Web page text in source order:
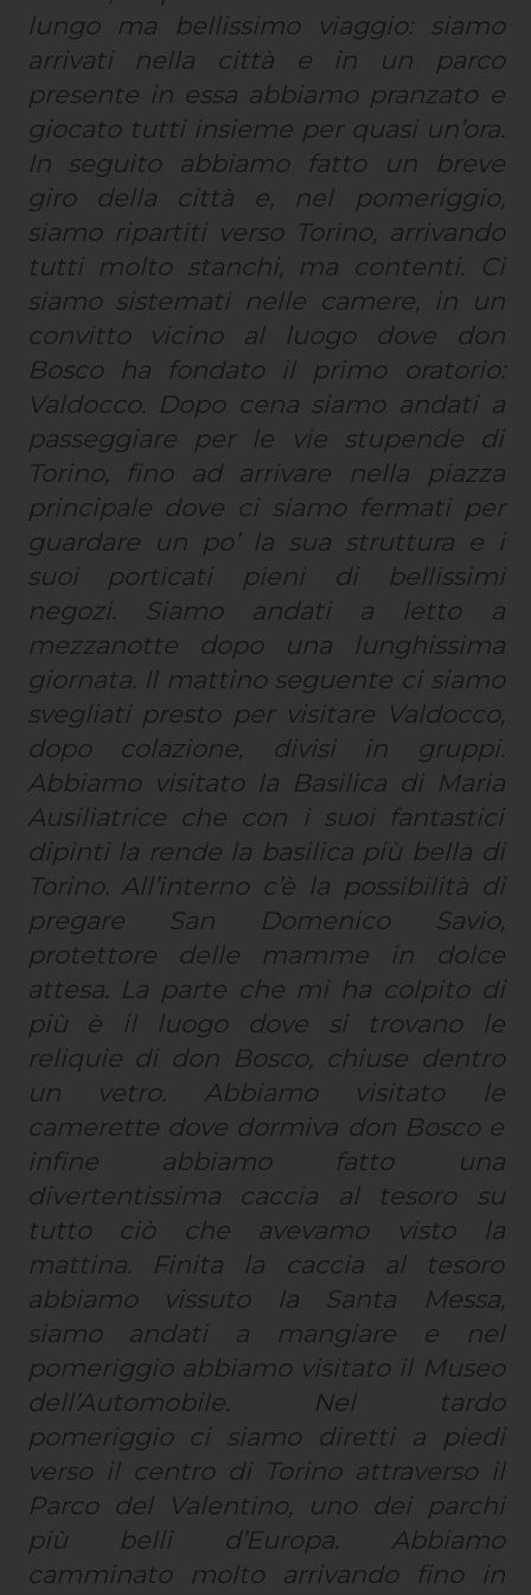
lungo ma bellissimo viaggio: siamo
arrivati nella città e in un parco
presente in essa abbiamo pranzato e
giocato tutti insieme per quasi un’ora.
In seguito abbiamo fatto un breve
giro della città e, nel pomeriggio,
siamo ripartiti verso Torino, arrivando
tutti molto stanchi, ma contenti. Ci
siamo sistemati nelle camere, in un
convitto vicino al luogo dove don
Bosco ha fondato il primo oratorio:
Valdocco. Dopo cena siamo andati a
passeggiare per le vie stupende di
Torino, fino ad arrivare nella piazza
principale dove ci siamo fermati per
guardare un po’ la sua struttura e i
suoi porticati pieni di bellissimi
negozi. Siamo andati a letto a
mezzanotte dopo una lunghissima
giornata. Il mattino seguente ci siamo
svegliati presto per visitare Valdocco,
dopo colazione, divisi in gruppi.
Abbiamo visitato la Basilica di Maria
Ausiliatrice che con i suoi fantastici
dipinti la rende la basilica più bella di
Torino. All’interno c’è la possibilità di
pregare San Domenico Savio,
protettore delle mamme in dolce
attesa. La parte che mi ha colpito di
più è il luogo dove si trovano le
reliquie di don Bosco, chiuse dentro
un vetro. Abbiamo visitato le
camerette dove dormiva don Bosco e
infine abbiamo fatto una
divertentissima caccia al tesoro su
tutto ciò che avevamo visto la
mattina. Finita la caccia al tesoro
abbiamo vissuto la Santa Messa,
siamo andati a mangiare e nel
pomeriggio abbiamo visitato il Museo
dell’Automobile. Nel tardo
pomeriggio ci siamo diretti a piedi
verso il centro di Torino attraverso il
Parco del Valentino, uno dei parchi
più belli d’Europa. Abbiamo
camminato molto arrivando fino in